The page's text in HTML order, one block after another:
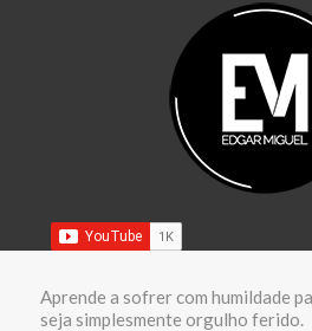
Aprende a sofrer com humildade
seja simplesmente orgulho ferido.